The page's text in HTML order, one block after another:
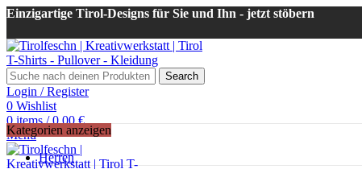
Einzigartige Tirol-Designs für Sie und Ihn - jetzt stöbern
Search
Login / Register
0 Wishlist
0items / 0,00€
Menu
Kategorien anzeigen
Herren